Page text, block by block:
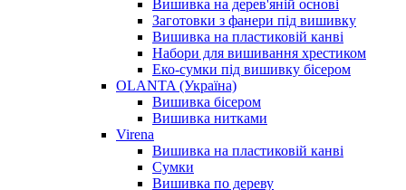
Вишивка на дерев'яній основі
Заготовки з фанери під вишивку
Вишивка на пластиковій канві
Набори для вишивання хрестиком
Еко-сумки під вишивку бісером
OLANTA (Україна)
Вишивка бісером
Вишивка нитками
Virena
Вишивка на пластиковій канві
Сумки
Вишивка по дереву